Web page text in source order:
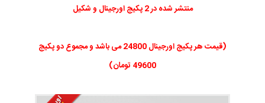
منتشر شده در 2 پکیج اورجینال و شکیل
(قیمت هر پکیج اورجینال 24800 می باشد و مجموع دو پکیج
49600 تومان)